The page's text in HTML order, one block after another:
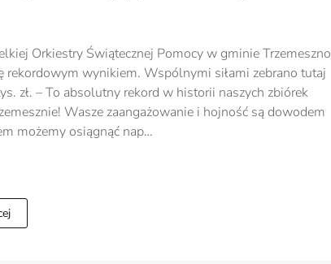
Orkiestry Świątecznej Pomocy w gminie Trzemeszno
rekordowym wynikiem. Wspólnymi siłami zebrano tutaj
zł. – To absolutny rekord w historii naszych zbiórek
Wasze zaangażowanie i hojność są dowodem
możemy osiągnąć nap…